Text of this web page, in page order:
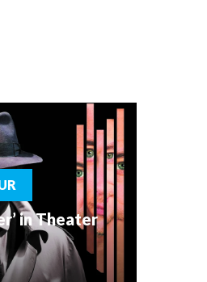
in Theater